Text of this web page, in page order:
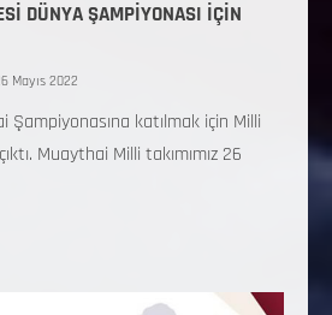
DÜNYA ŞAMPİYONASI İÇİN
Mayıs 2022
katılmak için Milli
Muaythai Milli takımımız 26